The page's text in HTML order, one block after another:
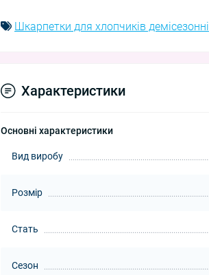
Шкарпетки для хлопчиків демісезонні
Характеристики
Основні характеристики
Вид виробу
Розмір
Стать
Сезон